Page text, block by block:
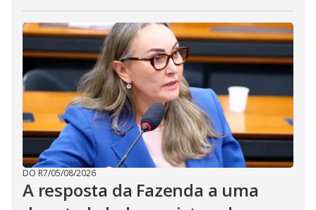
DO R7/05/08/2026
A resposta da Fazenda a uma